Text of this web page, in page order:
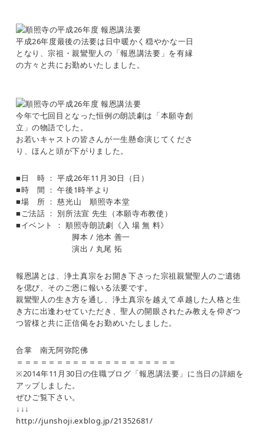
平成26年度最後の法要は日中暖かく穏やかな一日
となり、宗祖・親鸞聖人の「報恩講法要」を有縁
の方々と共にお勤めいたしました。
今年で七回目となった恒例の朗読劇は「本願寺創
立」の物語でした。
お若いキャストの皆さんが一生懸命演じてくださ
り、ほんと頭が下がりました。
■日 時 ： 平成26年11月30日（日）
■時 間 ： 午後1時半より
■場 所 ： 慈光山 順照寺本堂
■ご法話 ： 別所法宣 先生（本願寺布教使）
■イベント ： 順照寺朗読劇《入 場 無 料》
脚本 / 池本 善一
演出 / 丸尾 拓
報恩講とは、浄土真宗をお開き下さった宗祖親鸞聖人のご遺徳
を偲び、そのご恩に報いる法要です。
親鸞聖人の生き方を通し、浄土真宗を越えて卓越した人格と生
き方に出逢わせていただき、聖人の開眼されたみ教えを仰ぎつ
つ皆様と共に正信偈をお勤めいたしました。
合掌 南无阿弥陀佛
＝＝＝＝＝＝＝＝＝＝＝＝＝＝＝＝＝＝＝＝
※2014年11月30日の住職ブログ「報恩講法要」に当日の詳細を
アップしました。
ぜひご覧下さい。
↓↓↓
http://junshoji.exblog.jp/21352681/